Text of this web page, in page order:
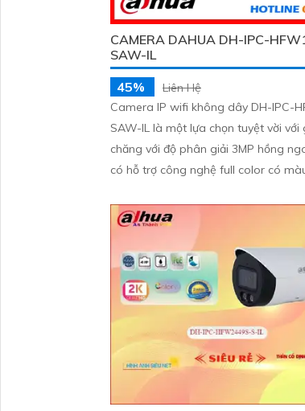
CAMERA DAHUA DH-IPC-
SAW-IL
45%
Liên Hệ
Camera IP wifi không dây DH-IPC-
SAW-IL là một lựa chọn tuyệt vời với
chăng với độ phân giải 3MP hồng
có hỗ trợ công nghệ full color có
tài sản của mình giá rẻ phù hợp cho